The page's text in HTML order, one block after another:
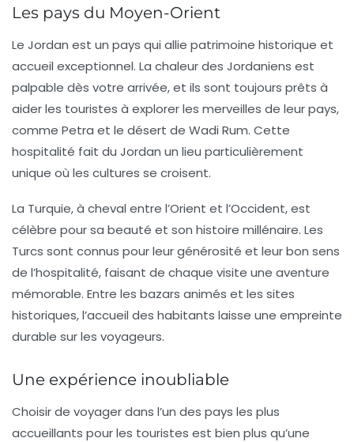
Les pays du Moyen-Orient
Le Jordan est un pays qui allie patrimoine historique et
accueil exceptionnel. La chaleur des Jordaniens est
palpable dès votre arrivée, et ils sont toujours prêts à
aider les touristes à explorer les merveilles de leur pays,
comme Petra et le désert de Wadi Rum. Cette
hospitalité fait du Jordan un lieu particulièrement
unique où les cultures se croisent.
La Turquie, à cheval entre l’Orient et l’Occident, est
célèbre pour sa beauté et son histoire millénaire. Les
Turcs sont connus pour leur générosité et leur bon sens
de l’hospitalité, faisant de chaque visite une aventure
mémorable. Entre les bazars animés et les sites
historiques, l’accueil des habitants laisse une empreinte
durable sur les voyageurs.
Une expérience inoubliable
Choisir de voyager dans l’un des pays les plus
accueillants pour les touristes est bien plus qu’une